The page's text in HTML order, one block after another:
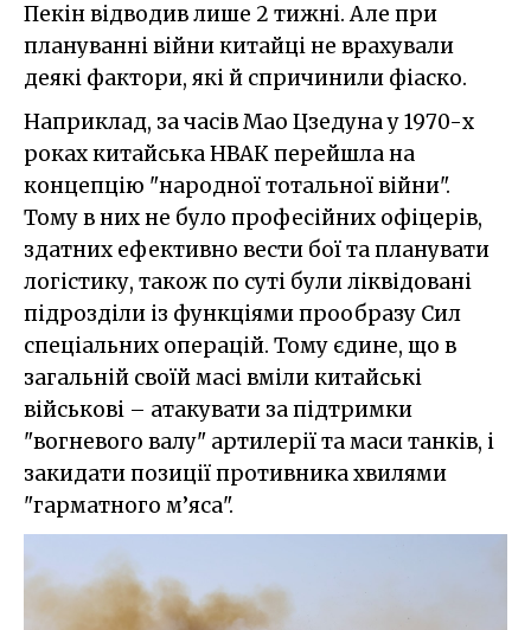
Пекін відводив лише 2 тижні. Але при
плануванні війни китайці не врахували
деякі фактори, які й спричинили фіаско.
Наприклад, за часів Мао Цзедуна у 1970-х
роках китайська НВАК перейшла на
концепцію "народної тотальної війни".
Тому в них не було професійних офіцерів,
здатних ефективно вести бої та планувати
логістику, також по суті були ліквідовані
підрозділи із функціями прообразу Сил
спеціальних операцій. Тому єдине, що в
загальній своїй масі вміли китайські
військові – атакувати за підтримки
"вогневого валу" артилерії та маси танків, і
закидати позиції противника хвилями
"гарматного м’яса".